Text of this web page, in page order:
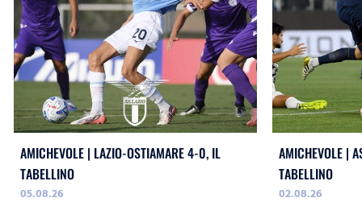
AMICHEVOLE | LAZIO-OSTIAMARE 4-0, IL
TABELLINO
05.08.26
AMICHEVOLE |
TABELLINO
02.08.26